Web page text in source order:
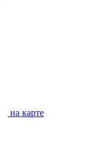
на карте